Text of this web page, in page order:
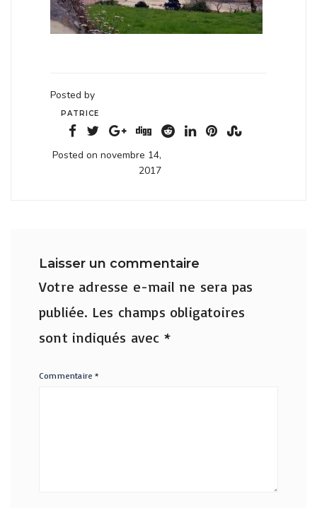
Posted by
PATRICE
Posted on novembre 14,
2017
Laisser un commentaire
Votre adresse e-mail ne sera pas
publiée. Les champs obligatoires
sont indiqués avec *
Commentaire*